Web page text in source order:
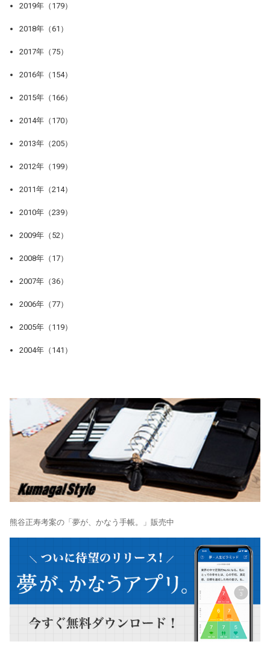
2019年（179）
2018年（61）
2017年（75）
2016年（154）
2015年（166）
2014年（170）
2013年（205）
2012年（199）
2011年（214）
2010年（239）
2009年（52）
2008年（17）
2007年（36）
2006年（77）
2005年（119）
2004年（141）
熊谷正寿考案の「夢が、かなう手帳。」販売中